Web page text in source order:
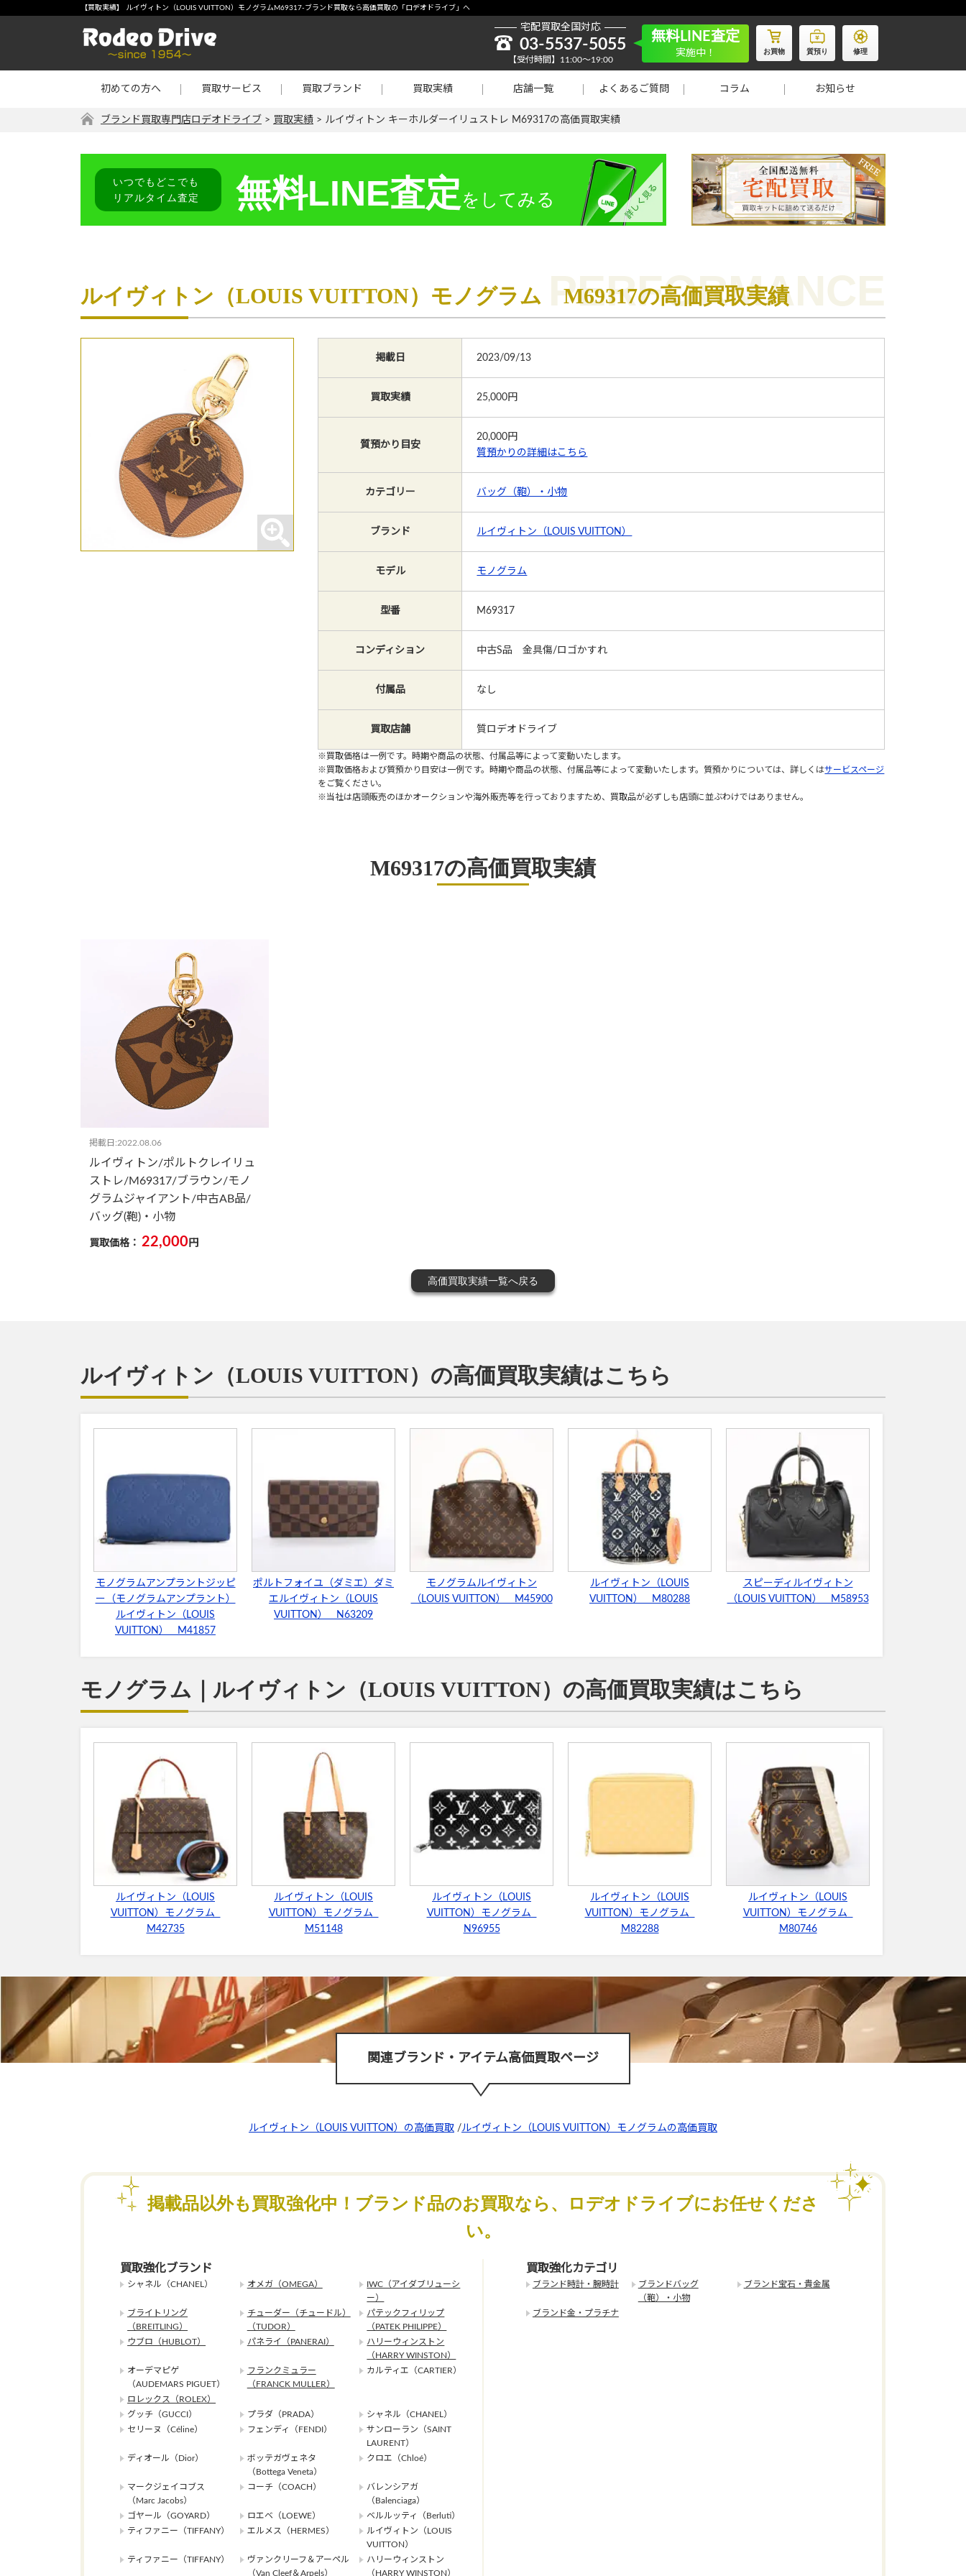
【買取実績】 ルイヴィトン（LOUIS VUITTON）モノグラムM69317-ブランド買取なら高価買取の「ロデオドライブ」へ
宅配買取全国対応
03-5537-5055
【受付時間】11:00～19:00
無料LINE査定
実施中！ お買物 質預り 修理
初めての方へ 買取サービス
店頭買取
リターン買取 買取ブランド
-【買取強化】シャネル
その他買取 買取実績 店舗一覧 よくあるご質問 コラム お知らせ
ブランド買取専門店ロデオドライブ > 買取実績 > ルイヴィトン キーホルダーイリュストレ M69317の高価買取実績
いつでもどこでも
リアルタイム査定
無料LINE査定 をしてみる
ルイヴィトン（LOUIS VUITTON）モノグラム M69317の高価買取実績
掲載日 2023/09/13
買取実績 25,000円
質預かり目安
20,000円
質預かりの詳細はこちら
カテゴリー バッグ（鞄）・小物
ブランド ルイヴィトン（LOUIS VUITTON）
モデル モノグラム
型番 M69317
コンディション 中古S品 金具傷/ロゴかすれ
付属品 なし
買取店舗 質ロデオドライブ
※買取価格は一例です。時期や商品の状態、付属品等によって変動いたします。
※買取価格および質預かり目安は一例です。時期や商品の状態、付属品等によって変動いたします。質預かりについては、詳しくはサービスページ
をご覧ください。
※当社は店頭販売のほかオークションや海外販売等を行っておりますため、買取品が必ずしも店頭に並ぶわけではありません。
M69317の高価買取実績
掲載日:2022.08.06
ルイヴィトン/ポルトクレイリュ
ストレ/M69317/ブラウン/モノ
グラムジャイアント/中古AB品/
バッグ(鞄)・小物
買取価格： 22,000 円
高価買取実績一覧へ戻る
ルイヴィトン（LOUIS VUITTON）の高価買取実績はこちら
モノグラムアンプラントジッピ
ー（モノグラムアンプラント）
ルイヴィトン（LOUIS
VUITTON） M41857
ポルトフォイユ（ダミエ）ダミ
エルイヴィトン（LOUIS
VUITTON） N63209
モノグラムルイヴィトン
（LOUIS VUITTON） M45900
ルイヴィトン（LOUIS
VUITTON） M80288
スピーディルイヴィトン
（LOUIS VUITTON） M58953
モノグラム｜ルイヴィトン（LOUIS VUITTON）の高価買取実績はこちら
ルイヴィトン（LOUIS
VUITTON）モノグラム
M42735
ルイヴィトン（LOUIS
VUITTON）モノグラム
M51148
ルイヴィトン（LOUIS
VUITTON）モノグラム
N96955
ルイヴィトン（LOUIS
VUITTON）モノグラム
M82288
ルイヴィトン（LOUIS
VUITTON）モノグラム
M80746
関連ブランド・アイテム高価買取ページ
ルイヴィトン（LOUIS VUITTON）の高価買取 /ルイヴィトン（LOUIS VUITTON）モノグラムの高価買取
掲載品以外も買取強化中！ブランド品のお買取なら、ロデオドライブにお任せくださ
い。
買取強化ブランド
シャネル（CHANEL） オメガ（OMEGA）
IWC（アイダブリューシ
ー）
ブライトリング
（BREITLING）
チューダー（チュードル）
（TUDOR）
パテックフィリップ
（PATEK PHILIPPE）
ウブロ（HUBLOT）
パネライ（PANERAI）
ハリーウィンストン
（HARRY WINSTON）
オーデマピゲ
（AUDEMARS PIGUET）
フランクミュラー
（FRANCK MULLER）
カルティエ（CARTIER）
ロレックス（ROLEX）
グッチ（GUCCI）
プラダ（PRADA）
シャネル（CHANEL）
セリーヌ（Céline）
フェンディ（FENDI）
サンローラン（SAINT
LAURENT）
ディオール（Dior）
ボッテガヴェネタ
（Bottega Veneta）
クロエ（Chloé）
マークジェイコブス
（Marc Jacobs）
コーチ（COACH）
バレンシアガ
（Balenciaga）
ゴヤール（GOYARD）
ロエベ（LOEWE）
ベルルッティ（Berluti）
ティファニー（TIFFANY）
エルメス（HERMES）
ルイヴィトン（LOUIS
VUITTON）
ティファニー（TIFFANY）
ヴァンクリーフ＆アーペル
（Van Cleef＆Arpels）
ハリーウィンストン
（HARRY WINSTON）
買取強化カテゴリ
ブランド時計・腕時計
ブランドバッグ
（鞄）・小物
ブランド宝石・貴金属
ブランド金・プラチナ